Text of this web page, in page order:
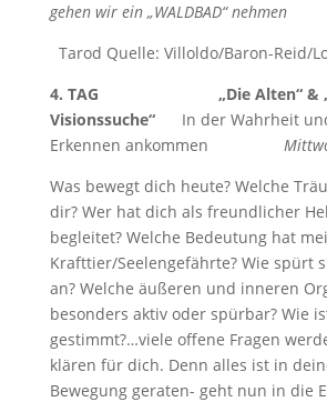
gehen wir ein „WALDBAD“ nehmen
Tarod Quelle: Villoldo/Baron-Reid/
4. TAG „Die Alten“ &
Visionssuche“
In der Wahrheit
Erkennen ankommen
Was bewegt dich heute? Welche
dir? Wer hat dich als freundlicher
begleitet? Welche Bedeutung hat
Krafttier/Seelengefährte? Wie spürt
an? Welche äußeren und inneren
besonders aktiv oder spürbar? Wie
gestimmt?…viele offene Fragen
klären für dich. Denn alles ist in
Bewegung geraten- geht nun in die